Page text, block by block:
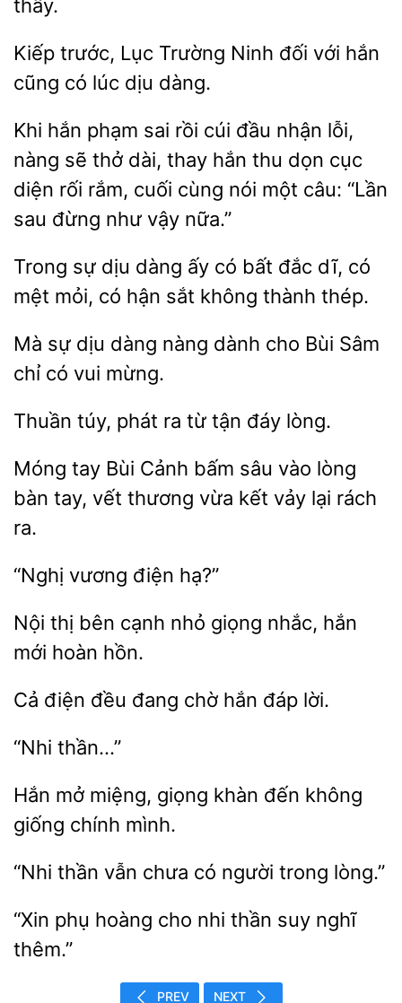
thấy.
Kiếp trước, Lục
Ninh đối với hắn
cũng
lúc dàng.
Khi hắn phạm rồi cúi
nhận lỗi,
nàng sẽ thở dài, thay
thu dọn cục
diện rối rắm, cuối cùng nói một câu: “Lần
sau đừng như vậy nữa.”
Trong sự dịu dàng
có bất đắc dĩ, có
mỏi, có hận
không thành thép.
Mà dịu dàng
dành cho Bùi Sâm
chỉ có vui
Thuần phát tận đáy lòng.
Móng tay Bùi
bấm sâu vào lòng
bàn
vết thương vừa kết vảy lại rách
hạ?”
Nội cạnh
giọng nhắc, hắn
mới hoàn hồn.
điện đều đang hắn lời.
Hắn mở
giọng khàn đến không
mình.
“Nhi vẫn có người trong
“Xin phụ nhi thần suy nghĩ
PREV NEXT